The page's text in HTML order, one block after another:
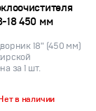
18 450 мм
18" (450 мм)
за 1 шт.
в наличии